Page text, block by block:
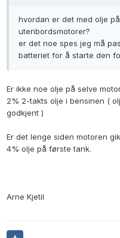
hvordan er det med olje
utenbordsmotorer?
er det noe spes jeg må
batteriet for å starte den
Er ikke noe olje på selve
2% 2-takts olje i bensinen (
godkjent )
Er det lenge siden motoren
4% olje på første tank.
Arne Kjetil